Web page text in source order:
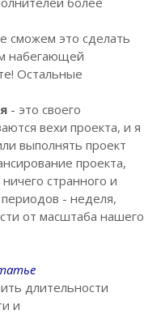
сможем это сделать
набегающей
Остальные
- это своего
вехи проекта, и я
выполнять проект
проекта,
странного и
периодов - неделя,
от масштаба нашего
длительности
и